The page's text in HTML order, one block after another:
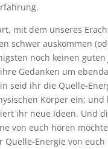
mit dem unseres
schwer auskommen
noch keinen guten
Gedanken um
seid ihr die Quelle-
Körper ein; und
ihr neue Ideen. Und
von euch hören
Quelle-Energie von euch